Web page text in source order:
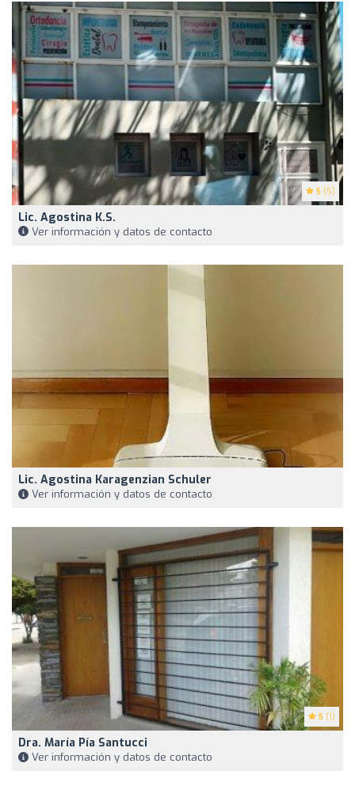
5 (5)
Lic. Agostina K.S.
Ver información y datos de contacto
Lic. Agostina Karagenzian Schuler
Ver información y datos de contacto
5 (1)
Dra. María Pía Santucci
Ver información y datos de contacto